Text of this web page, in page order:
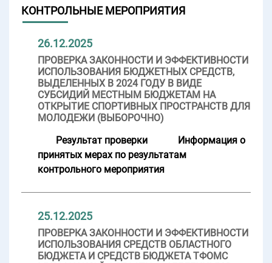
КОНТРОЛЬНЫЕ МЕРОПРИЯТИЯ
26.12.2025
ПРОВЕРКА ЗАКОННОСТИ И ЭФФЕКТИВНОСТИ
ИСПОЛЬЗОВАНИЯ БЮДЖЕТНЫХ СРЕДСТВ,
ВЫДЕЛЕННЫХ В 2024 ГОДУ В ВИДЕ
СУБСИДИЙ МЕСТНЫМ БЮДЖЕТАМ НА
ОТКРЫТИЕ СПОРТИВНЫХ ПРОСТРАНСТВ ДЛЯ
МОЛОДЕЖИ (ВЫБОРОЧНО)
Результат проверки
Информация о
принятых мерах по результатам
контрольного мероприятия
25.12.2025
ПРОВЕРКА ЗАКОННОСТИ И ЭФФЕКТИВНОСТИ
ИСПОЛЬЗОВАНИЯ СРЕДСТВ ОБЛАСТНОГО
БЮДЖЕТА И СРЕДСТВ БЮДЖЕТА ТФОМС